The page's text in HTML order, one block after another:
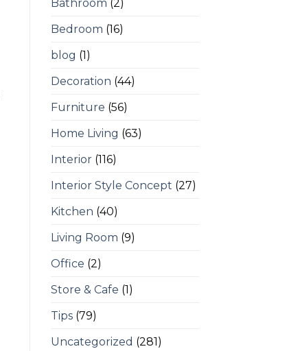
Bathroom (2)
Bedroom (16)
blog (1)
Decoration (44)
Furniture (56)
Home Living (63)
Interior(116)
Interior Style Concept (27)
Kitchen (40)
Living Room (9)
Office (2)
Store & Cafe (1)
Tips(79)
Uncategorized (281)